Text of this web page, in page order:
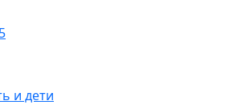
и дети